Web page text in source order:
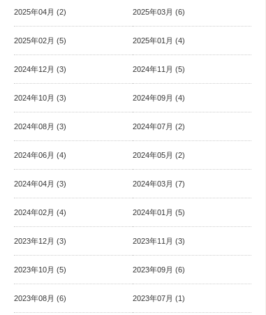
2025年04月 (2) 2025年03月 (6)
2025年02月 (5) 2025年01月 (4)
2024年12月 (3) 2024年11月 (5)
2024年10月 (3) 2024年09月 (4)
2024年08月 (3) 2024年07月 (2)
2024年06月 (4) 2024年05月 (2)
2024年04月 (3) 2024年03月 (7)
2024年02月 (4) 2024年01月 (5)
2023年12月 (3) 2023年11月 (3)
2023年10月 (5) 2023年09月 (6)
2023年08月 (6) 2023年07月 (1)